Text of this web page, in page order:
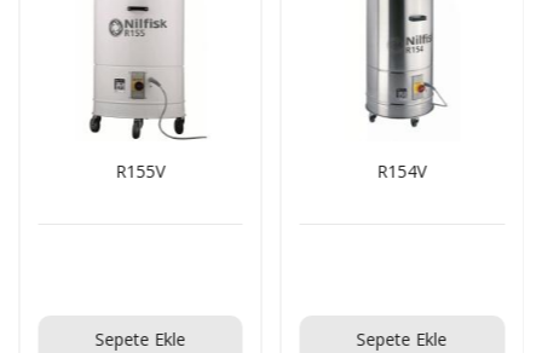
R155V
Sepete Ekle
R154V
Sepete Ekle